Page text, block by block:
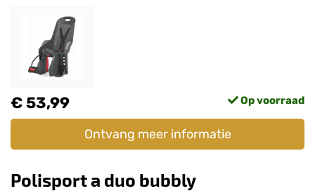
€ 53,99 Op voorraad
Ontvang meer informatie
Polisport a duo bubbly